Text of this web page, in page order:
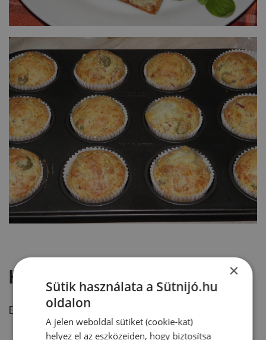
Hozzászólások
Ehhez a recepthez még nem érkezett hozzászólás.
×
Sütik használata a Sütnijó.hu
oldalon
A jelen weboldal sütiket (cookie-kat)
helyez el az eszközeiden, hogy biztosítsa